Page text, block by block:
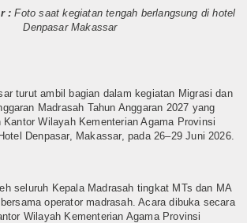
: Foto saat kegiatan tengah berlangsung di hotel
Denpasar Makassar
turut ambil bagian dalam kegiatan Migrasi dan
Madrasah Tahun Anggaran 2027 yang
Kantor Wilayah Kementerian Agama Provinsi
Denpasar, Makassar, pada 26–29 Juni 2026.
seluruh Kepala Madrasah tingkat MTs dan MA
operator madrasah. Acara dibuka secara
Wilayah Kementerian Agama Provinsi